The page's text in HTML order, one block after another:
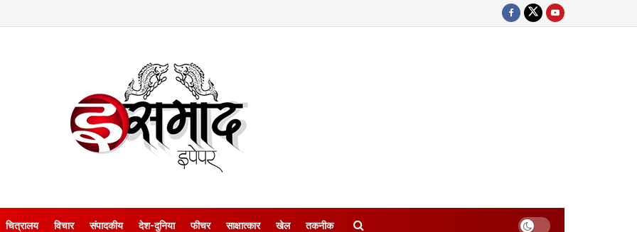
चित्रालय विचार संपादकीय देश-दुनिया फीचर साक्षात्‍कार खेल तकनीक